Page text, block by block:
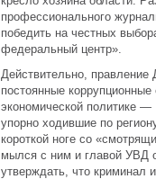
профессионального
победить на честных
федеральный центр».
Действительно,
постоянные
экономической политике —
упорно ходившие по
короткой ноге со
мылся с ним и главой УВД
утверждать, что криминал